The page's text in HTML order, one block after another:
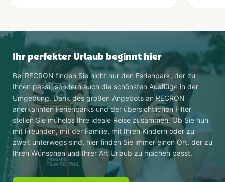
Ihr perfekter Urlaub beginnt hier
Bei RECRON finden Sie nicht nur den Ferienpark, der zu
Ihnen passt, sondern auch die schönsten Ausflüge in der
Umgebung. Dank des großen Angebots an RECRON
anerkannten Ferienparks und der übersichtlichen Filter
stellen Sie mühelos Ihre ideale Reise zusammen. Ob Sie nun
mit Freunden, mit der Familie, mit Ihren Kindern oder zu
zweit unterwegs sind, hier finden Sie immer einen Ort, der zu
Ihren Wünschen und Ihrer Art Urlaub zu machen passt.